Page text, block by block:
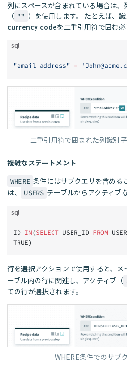
列にスペースが含まれている場合は
（ "" ）を使用します。 たとえば、
currency codeを二重引用符で囲む必
sql
"email address" = '
二重引用符で囲まれた列識別
複雑なステートメント
WHERE 条件にはサブクエリを含める
は、
USERS テーブルからアクティブ
sql
ID IN(SELECT USER_ID FROM
TRUE)
行を選択アクションで使用すると、メ
ーブル内の行に関連し、アクティブ（
ての行が選択されます。
WHERE条件でのサブ